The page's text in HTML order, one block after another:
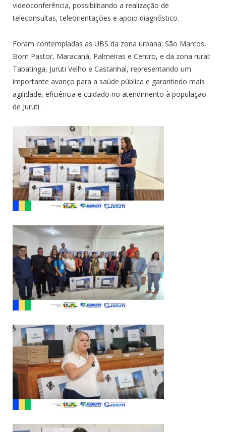
videoconferência, possibilitando a realização de
teleconsultas, teleorientações e apoio diagnóstico.
Foram contempladas as UBS da zona urbana: São Marcos,
Bom Pastor, Maracanã, Palmeiras e Centro, e da zona rural:
Tabatinga, Juruti Velho e Castanhal, representando um
importante avanço para a saúde pública e garantindo mais
agilidade, eficiência e cuidado no atendimento à população
de Juruti.